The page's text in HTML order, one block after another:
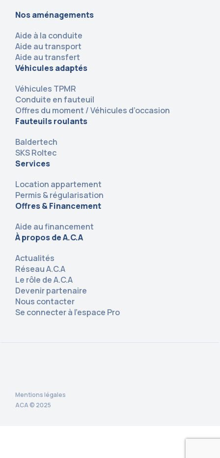
Nos aménagements
Aide à la conduite
Aide au transport
Aide au transfert
Véhicules adaptés
Véhicules TPMR
Conduite en fauteuil
Offres du moment / Véhicules d’occasion
Fauteuils roulants
Baldertech
SKS Roltec
Services
Location appartement
Permis & régularisation
Offres & Financement
Aide au financement
À propos de A.C.A
Actualités
Réseau A.C.A
Le rôle de A.C.A
Devenir partenaire
Nous contacter
Se connecter à l’espace Pro
ACA © 2025
Mentions légales